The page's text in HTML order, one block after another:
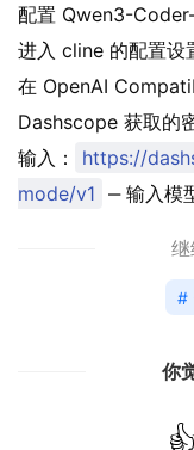
配置 Qwen3-
进入 cline 的配置设
在 OpenAI
Dashscope 获取的
输入：
https://
mode/v1 ‒ 输入模
你